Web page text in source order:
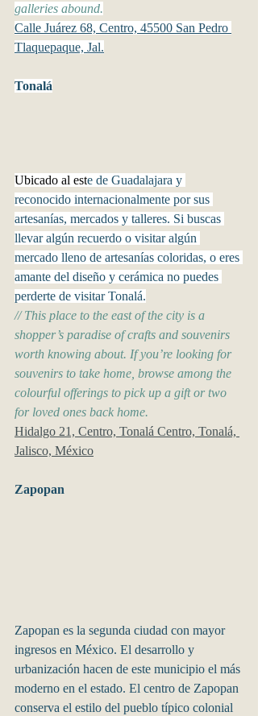
galleries abound.
Calle Juárez 68, Centro, 45500 San Pedro
Tlaquepaque, Jal.
Tonalá
Ubicado al este de Guadalajara y
reconocido internacionalmente por sus
artesanías, mercados y talleres. Si buscas
llevar algún recuerdo o visitar algún
mercado lleno de artesanías coloridas, o eres
amante del diseño y cerámica no puedes
perderte de visitar Tonalá.
// This place to the east of the city is a
shopper’s paradise of crafts and souvenirs
worth knowing about. If you’re looking for
souvenirs to take home, browse among the
colourful offerings to pick up a gift or two
for loved ones back home.
Hidalgo 21, Centro, Tonalá Centro, Tonalá,
Jalisco, México
Zapopan
Zapopan es la segunda ciudad con mayor
ingresos en México. El desarrollo y
urbanización hacen de este municipio el más
moderno en el estado. El centro de Zapopan
conserva el estilo del pueblo típico colonial